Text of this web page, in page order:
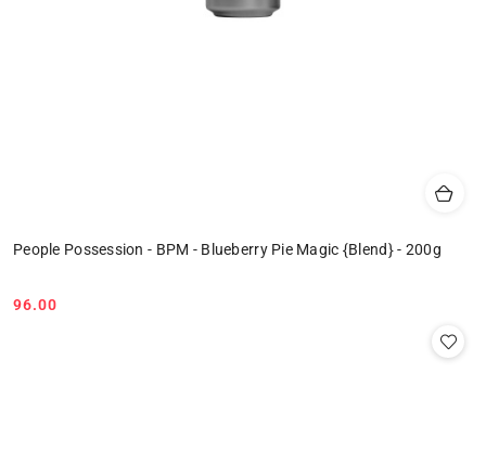
People Possession - BPM - Blueberry Pie Magic {Blend} - 200g
Cena:
96.00